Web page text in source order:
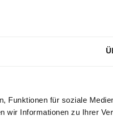
Funktionen für soziale
wir Informationen zu Ihrer